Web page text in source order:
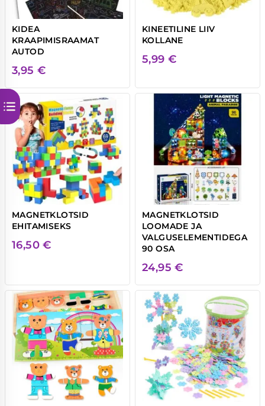
KIDEA
KRAAPIMISRAAMAT
AUTOD
3,95 €
KINEETILINE LIIV
KOLLANE
5,99 €
MAGNETKLOTSID
EHITAMISEKS
16,50€
MAGNETKLOTSID
LOOMADE JA
VALGUSELEMENTIDEGA
90 OSA
24,95€